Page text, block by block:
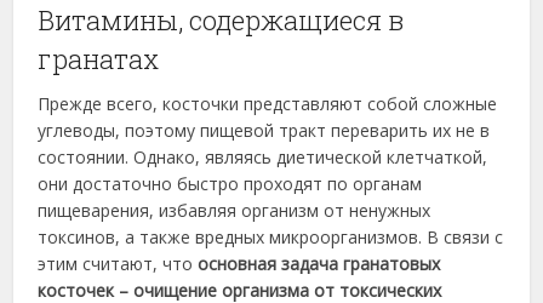
Витамины, содержащиеся в
гранатах
Прежде всего, косточки представляют собой сложные
углеводы, поэтому пищевой тракт переварить их не в
состоянии. Однако, являясь диетической клетчаткой,
они достаточно быстро проходят по органам
пищеварения, избавляя организм от ненужных
токсинов, а также вредных микроорганизмов. В связи с
этим считают, чтоосновная задача гранатовых
косточек – очищение организма от токсических